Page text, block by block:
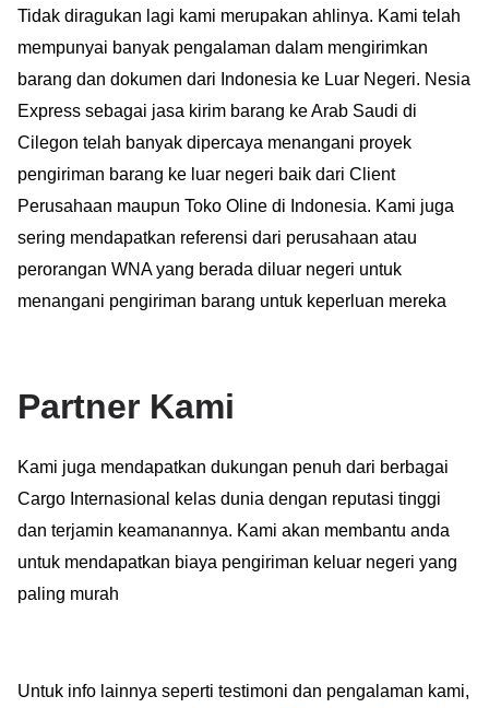
Tidak diragukan lagi kami merupakan ahlinya. Kami telah
mempunyai banyak pengalaman dalam mengirimkan
barang dan dokumen dari Indonesia ke Luar Negeri. Nesia
Express sebagai jasa kirim barang ke Arab Saudi di
Cilegon telah banyak dipercaya menangani proyek
pengiriman barang ke luar negeri baik dari Client
Perusahaan maupun Toko Oline di Indonesia. Kami juga
sering mendapatkan referensi dari perusahaan atau
perorangan WNA yang berada diluar negeri untuk
menangani pengiriman barang untuk keperluan mereka
Partner Kami
Kami juga mendapatkan dukungan penuh dari berbagai
Cargo Internasional kelas dunia dengan reputasi tinggi
dan terjamin keamanannya. Kami akan membantu anda
untuk mendapatkan biaya pengiriman keluar negeri yang
paling murah
Untuk info lainnya seperti testimoni dan pengalaman kami,